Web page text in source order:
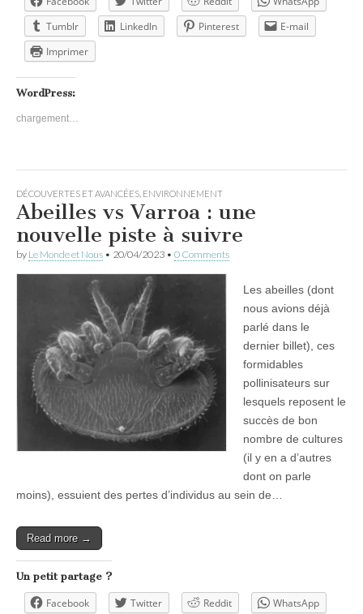
Tumblr
LinkedIn Pinterest
E-mail
Imprimer
WordPress:
chargement…
DÉCOUVERTES ET AVANCÉES ENVIRONNEMENT
Abeilles vs Varroa : une
nouvelle piste à suivre
by Le Monde et Nous • 20/04/2023 • 0 Comments
Les abeilles (dont
nous avions déjà
parlé dans le
dernier billet), ces
formidables
pollinisateurs sur
lesquels reposent le
succès de bon
nombre de cultures
(il y en a d’autres
dont on parle
moins), essuient des pertes d’individus au sein de…
Read more →
Un petit partage ?
Facebook Twitter Reddit
WhatsApp